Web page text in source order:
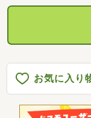
お気に入り